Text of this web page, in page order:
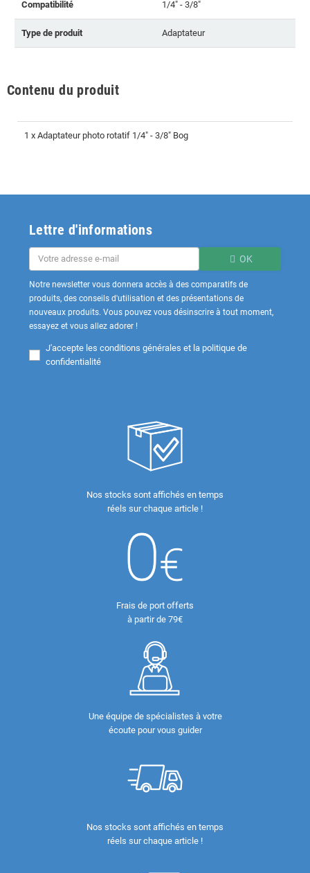
Compatibilité 1/4" - 3/8"
Type de produit Adaptateur
Contenu du produit
1 x Adaptateur photo rotatif 1/4" - 3/8" Bog
Lettre d'informations
OK
Notre newsletter vous donnera accès à des comparatifs de
produits, des conseils d'utilisation et des présentations de
nouveaux produits. Vous pouvez vous désinscrire à tout moment,
essayez et vous allez adorer !
J'accepte les conditions générales et la politique de
confidentialité
Nos stocks sont affichés en temps
réels sur chaque article !
Frais de port offerts
à partir de 79€
Une équipe de spécialistes à votre
écoute pour vous guider
Nos stocks sont affichés en temps
réels sur chaque article !